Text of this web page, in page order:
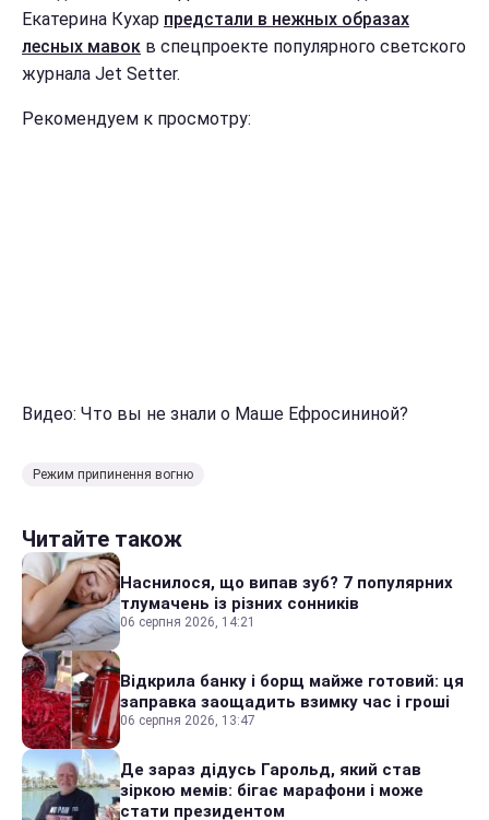
Екатерина Кухар предстали в нежных образах
лесных мавок в спецпроекте популярного светского
журнала Jet Setter.
Рекомендуем к просмотру:
Видео: Что вы не знали о Маше Ефросининой?
Режим припинення вогню
Читайте також
Наснилося, що випав зуб? 7 популярних
тлумачень із різних сонників
06 серпня 2026, 14:21
Відкрила банку і борщ майже готовий: ця
заправка заощадить взимку час і гроші
06 серпня 2026, 13:47
Де зараз дідусь Гарольд, який став
зіркою мемів: бігає марафони і може
стати президентом